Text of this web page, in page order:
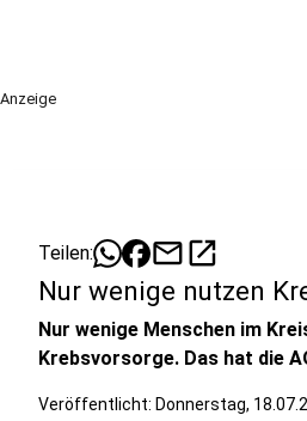
Anzeige
Teilen: mailopen_in_new
Nur wenige nutzen
Nur wenige Menschen im
Krebsvorsorge. Das hat die
Veröffentlicht: Donnerstag,